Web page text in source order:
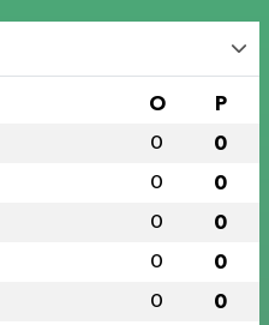
O P
0 0
0 0
0 0
0 0
0 0